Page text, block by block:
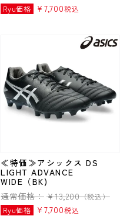
Ryu価格
¥ 7,700税込
≪特価≫アシックス DS
LIGHT ADVANCE
WIDE（BK)
通常価格： ¥13,200（税込）
Ryu価格
¥ 7,700税込